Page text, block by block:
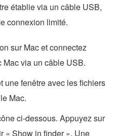
établie via un câble USB,
connexion limité.
sur Mac et connectez
Mac via un câble USB.
une fenêtre avec les fichiers
Mac.
ci-dessous. Appuyez sur
« Show in finder ». Une